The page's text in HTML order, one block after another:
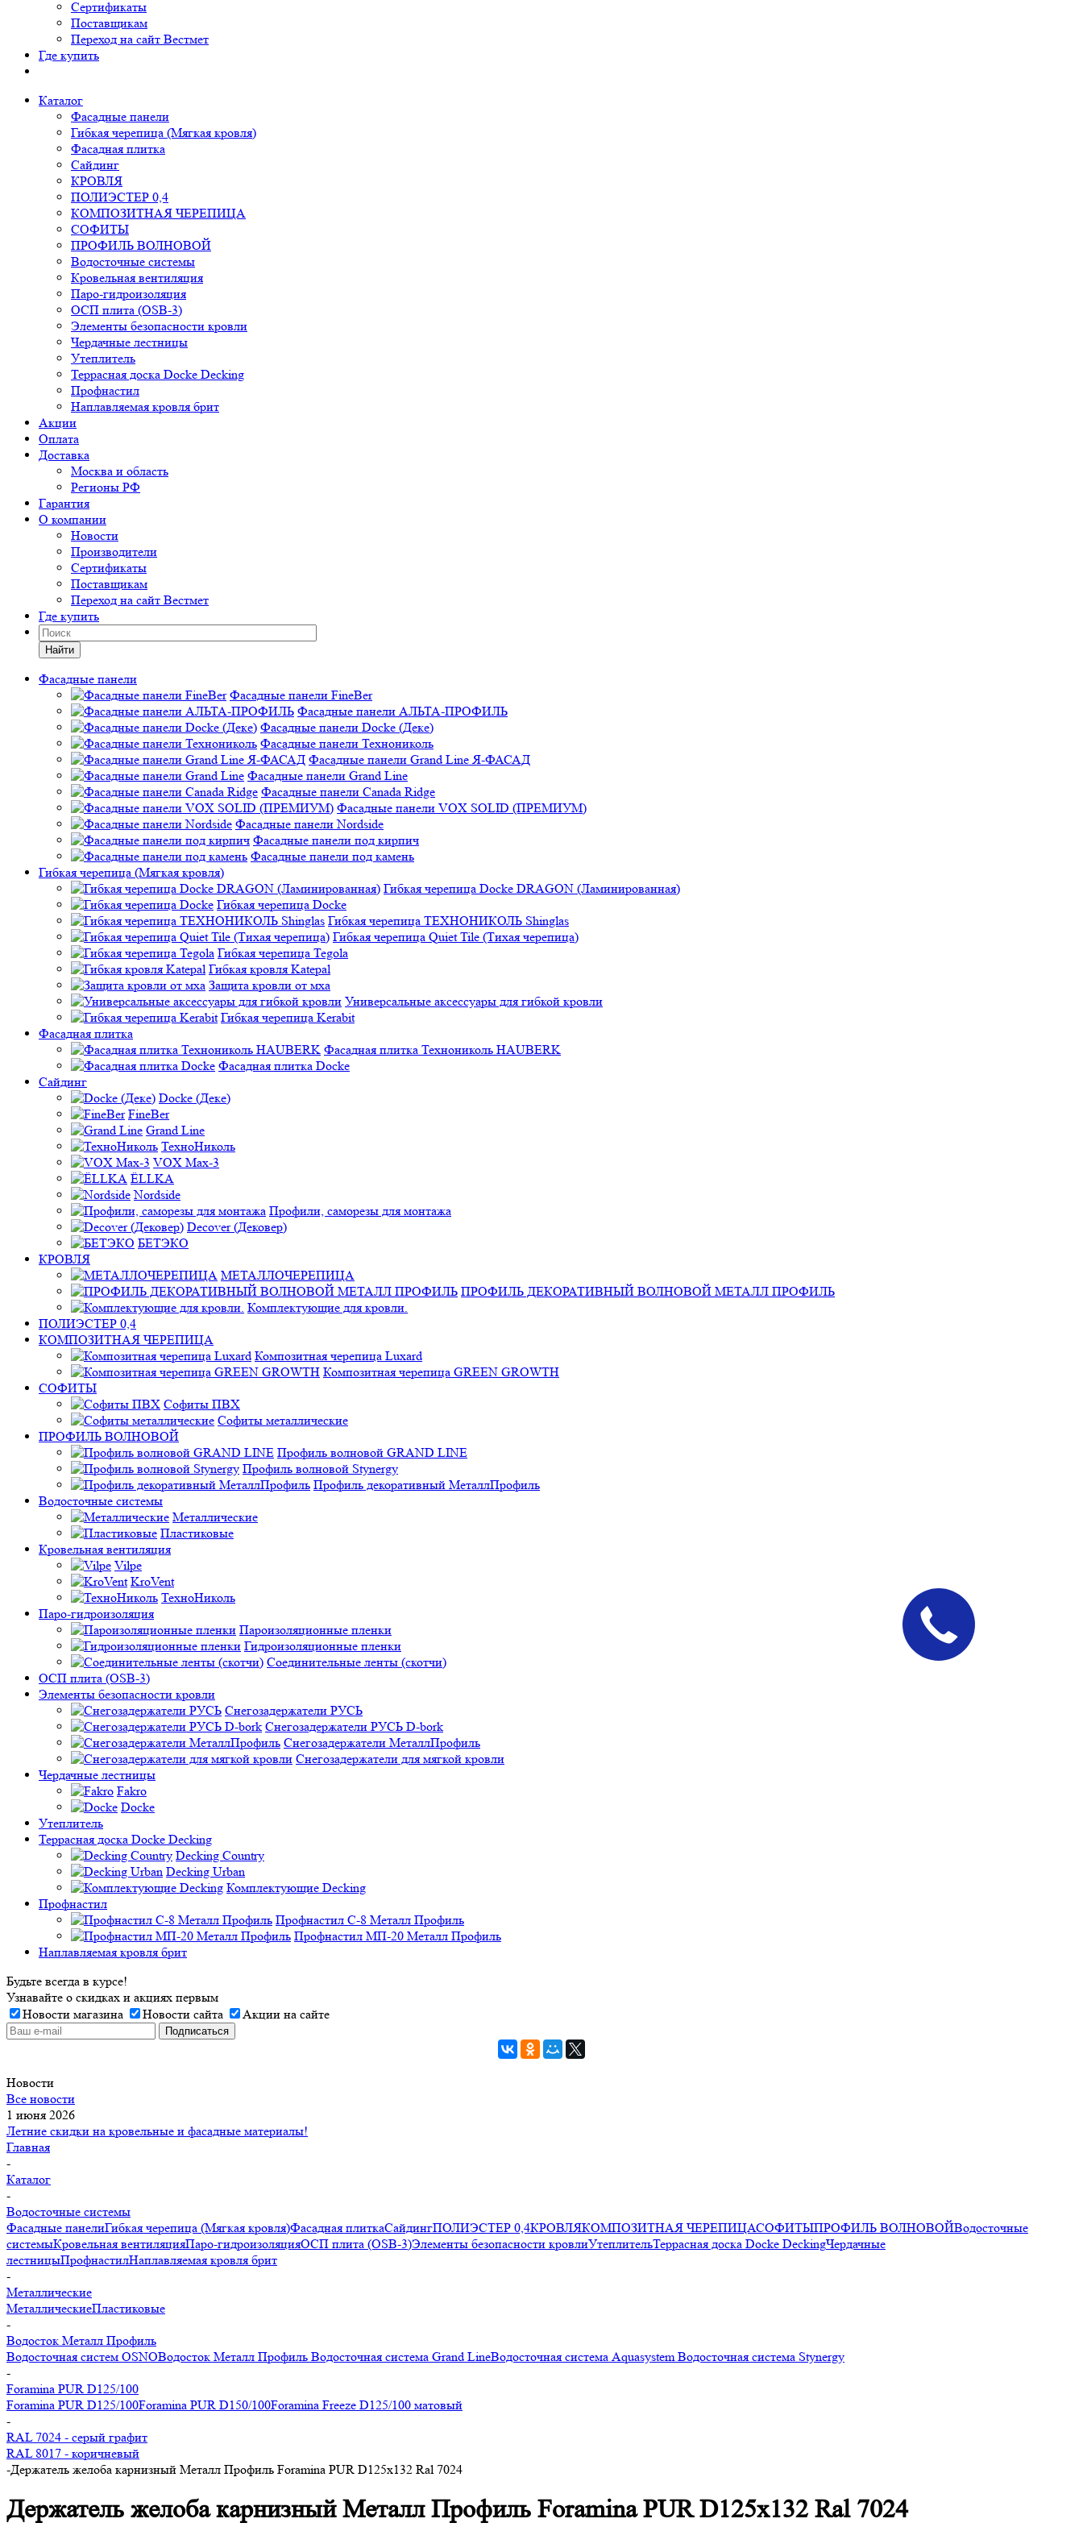
Сертификаты
Поставщикам
Переход на сайт Вестмет
Где купить
Каталог
Фасадные панели
Гибкая черепица (Мягкая кровля)
Фасадная плитка
Сайдинг
КРОВЛЯ
ПОЛИЭСТЕР 0,4
КОМПОЗИТНАЯ ЧЕРЕПИЦА
СОФИТЫ
ПРОФИЛЬ ВОЛНОВОЙ
Водосточные системы
Кровельная вентиляция
Паро-гидроизоляция
ОСП плита (OSB-3)
Элементы безопасности кровли
Чердачные лестницы
Утеплитель
Террасная доска Docke Decking
Профнастил
Наплавляемая кровля брит
Акции
Оплата
Доставка
Москва и область
Регионы РФ
Гарантия
О компании
Новости
Производители
Сертификаты
Поставщикам
Переход на сайт Вестмет
Где купить
Найти
Фасадные панели
Фасадные панели FineBer
Фасадные панели АЛЬТА-ПРОФИЛЬ
Фасадные панели Docke (Деке)
Фасадные панели Технониколь
Фасадные панели Grand Line Я-ФАСАД
Фасадные панели Grand Line
Фасадные панели Canada Ridge
Фасадные панели VOX SOLID (ПРЕМИУМ)
Фасадные панели Nordside
Фасадные панели под кирпич
Фасадные панели под камень
Гибкая черепица (Мягкая кровля)
Гибкая черепица Docke DRAGON (Ламинированная)
Гибкая черепица Docke
Гибкая черепица ТЕХНОНИКОЛЬ Shinglas
Гибкая черепица Quiet Tile (Тихая черепица)
Гибкая черепица Tegola
Гибкая кровля Katepal
Защита кровли от мха
Универсальные аксессуары для гибкой кровли
Гибкая черепица Kerabit
Фасадная плитка
Фасадная плитка Технониколь HAUBERK
Фасадная плитка Docke
Сайдинг
Docke (Деке)
FineBer
Grand Line
ТехноНиколь
VOX Max-3
ЁLLKA
Nordside
Профили, саморезы для монтажа
Decover (Дековер)
БЕТЭКО
КРОВЛЯ
МЕТАЛЛОЧЕРЕПИЦА
ПРОФИЛЬ ДЕКОРАТИВНЫЙ ВОЛНОВОЙ МЕТАЛЛ ПРОФИЛЬ
Комплектующие для кровли.
ПОЛИЭСТЕР 0,4
КОМПОЗИТНАЯ ЧЕРЕПИЦА
Композитная черепица Luxard
Композитная черепица GREEN GROWTH
СОФИТЫ
Софиты ПВХ
Софиты металлические
ПРОФИЛЬ ВОЛНОВОЙ
Профиль волновой GRAND LINE
Профиль волновой Stynergy
Профиль декоративный МеталлПрофиль
Водосточные системы
Металлические
Пластиковые
Кровельная вентиляция
Vilpe
KroVent
ТехноНиколь
Паро-гидроизоляция
Пароизоляционные пленки
Гидроизоляционные пленки
Соединительные ленты (скотчи)
ОСП плита (OSB-3)
Элементы безопасности кровли
Снегозадержатели РУСЬ
Снегозадержатели РУСЬ D-bork
Снегозадержатели МеталлПрофиль
Снегозадержатели для мягкой кровли
Чердачные лестницы
Fakro
Docke
Утеплитель
Террасная доска Docke Decking
Decking Country
Decking Urban
Комплектующие Decking
Профнастил
Профнастил C-8 Металл Профиль
Профнастил МП-20 Металл Профиль
Наплавляемая кровля брит
Будьте всегда в курсе!
Узнавайте о скидках и акциях первым
Новости магазина
Новости сайта Акции на сайте
Новости
Все новости
1 июня 2026
Летние скидки на кровельные и фасадные материалы!
Главная
-
Каталог
-
Водосточные системы
Фасадные панелиГибкая черепица (Мягкая кровля)Фасадная плиткаСайдингПОЛИЭСТЕР 0,4КРОВЛЯКОМПОЗИТНАЯ ЧЕРЕПИЦАСОФИТЫПРОФИЛЬ ВОЛНОВОЙВодосточные
системыКровельная вентиляцияПаро-гидроизоляцияОСП плита (OSB-3)Элементы безопасности кровлиУтеплительТеррасная доска Docke DeckingЧердачные
лестницыПрофнастилНаплавляемая кровля брит
-
Металлические
МеталлическиеПластиковые
-
Водосток Металл Профиль
Водосточная систем OSNOВодосток Металл Профиль Водосточная система Grand LineВодосточная система AquasystemВодосточная система Stynergy
-
Foramina PUR D125/100
Foramina PUR D125/100Foramina PUR D150/100Foramina Freeze D125/100 матовый
-
RAL 7024 - серый графит
RAL 8017 - коричневый
-Держатель желоба карнизный Металл Профиль Foramina PUR D125х132 Ral 7024
Держатель желоба карнизный Металл Профиль Foramina PUR D125х132 Ral 7024